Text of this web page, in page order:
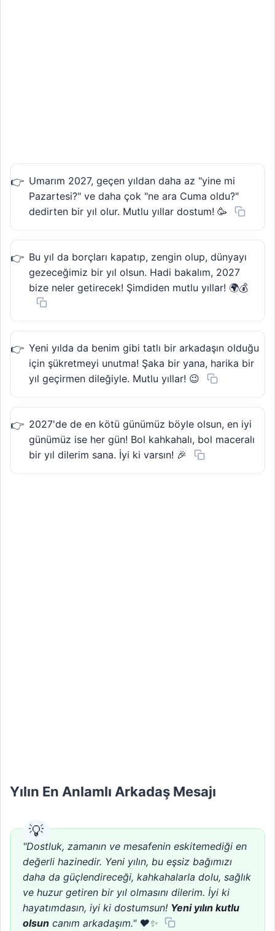
Umarım 2027, geçen yıldan daha az "yine mi
Pazartesi?" ve daha çok "ne ara Cuma oldu?"
dedirten bir yıl olur. Mutlu yıllar dostum! 🥳
Bu yıl da borçları kapatıp, zengin olup, dünyayı
gezeceğimiz bir yıl olsun. Hadi bakalım, 2027
bize neler getirecek! Şimdiden mutlu yıllar! 🌍💰
Yeni yılda da benim gibi tatlı bir arkadaşın olduğu
için şükretmeyi unutma! Şaka bir yana, harika bir
yıl geçirmen dileğiyle. Mutlu yıllar! 😉
2027'de de en kötü günümüz böyle olsun, en iyi
günümüz ise her gün! Bol kahkahalı, bol maceralı
bir yıl dilerim sana. İyi ki varsın! 🎉
Yılın En Anlamlı Arkadaş Mesajı
"Dostluk, zamanın ve mesafenin eskitemediği en
değerli hazinedir. Yeni yılın, bu eşsiz bağımızı
daha da güçlendireceği, kahkahalarla dolu, sağlık
ve huzur getiren bir yıl olmasını dilerim. İyi ki
hayatımdasın, iyi ki dostumsun! Yeni yılın kutlu
olsun canım arkadaşım." ❤️✨